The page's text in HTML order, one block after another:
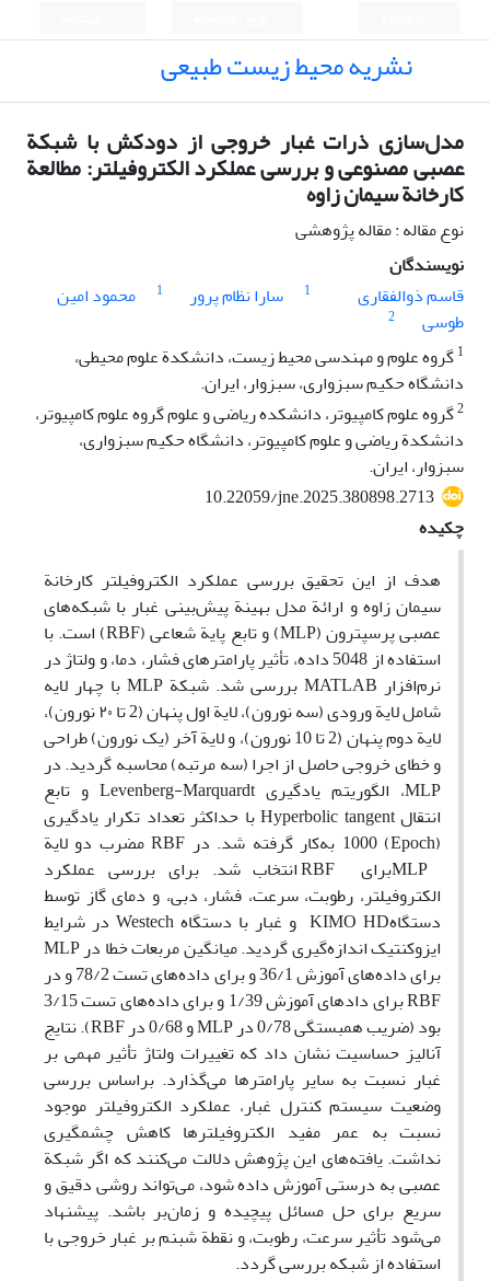
نشریه محیط زیست طبیعی
مدل‌سازی ذرات غبار خروجی از دود‌کش با شبکة
عصبی مصنوعی و بررسی عملکرد الکتروفیلتر: مطالعة
کارخانة سیمان زاوه
نوع مقاله : مقاله پژوهشی
نویسندگان
قاسم ذوالفقاری
1 سارا نظام پرور 1
محمود امین
طوسی
2
1گروه علوم و مهندسی محیط‌ زیست، دانشکدة علوم محیطی،
دانشگاه حکیم سبزواری، سبزوار، ایران.
2گروه علوم کامپیوتر، دانشکده ریاضى و علوم گروه علوم کامپیوتر،
دانشکدة ریاضی و علوم کامپیوتر، دانشگاه حکیم سبزواری،
سبزوار، ایران.
10.22059/jne.2025.380898.2713
چکیده
هدف از این تحقیق بررسی عملکرد الکتروفیلتر کارخانة
سیمان زاوه و ارائة مدل بهینة پیش‌بینی غبار با شبکه‌های
عصبی پرسپترون (MLP) و تابع پایة شعاعی (RBF) است. با
استفاده از 5048 داده، تأثیر پارامترهای فشار، دما، و ولتاژ در
نرم‌افزار MATLAB بررسی شد. شبکة MLP با چهار لایه
شامل لایة ورودی (سه نورون)، لایة اول پنهان (2 تا ۲۰ نورون)،
لایة دوم پنهان (2 تا 10 نورون)، و لایة آخر (یک نورون) طراحی
و خطای خروجی حاصل از اجرا (سه مرتبه) محاسبه گردید. در
MLP، الگوریتم یادگیری Levenberg-Marquardt و تابع
انتقال Hyperbolic tangent با حداکثر تعداد تکرار یادگیری
(Epoch) 1000 به‌کار گرفته شد. در RBF مضرب دو لایة
MLPبرای RBF انتخاب شد. برای بررسی عملکرد
الکتروفیلتر، رطوبت، سرعت، فشار، دبی، و دمای گاز توسط
دستگاهKIMO HD و غبار با دستگاه Westech در شرایط
ایزوکنتیک اندازه‌گیری گردید. میانگین مربعات خطا در MLP
برای داده‌های آموزش 36/1 و برای داده‌های تست 78/2 و در
RBF برای دادهای آموزش 1/39 و برای داده‌های تست 3/15
بود (ضریب همبستگی 0/78 در MLP و 0/68 در RBF). نتایج
آنالیز حساسیت نشان داد که تغییرات ولتاژ تأثیر مهمی بر
غبار نسبت به سایر پارامترها می‌گذارد. براساس بررسی
وضعیت سیستم کنترل غبار، عملکرد الکتروفیلتر موجود
نسبت به عمر مفید الکتروفیلترها کاهش چشمگیری
نداشت. یافته‌های این پژوهش دلالت می‌کنند که اگر شبکة
عصبی به درستی آموزش داده شود، می‌تواند روشى دقیق و
سریع برای حل مسائل پیچیده و زمان‌بر باشد. پیشنهاد
می‌شود تأثیر سرعت، رطوبت، و نقطة شبنم بر غبار خروجی با
استفاده از شبکه‌ بررسی گردد.